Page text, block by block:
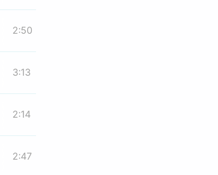
2:50
3:13
2:14
2:47